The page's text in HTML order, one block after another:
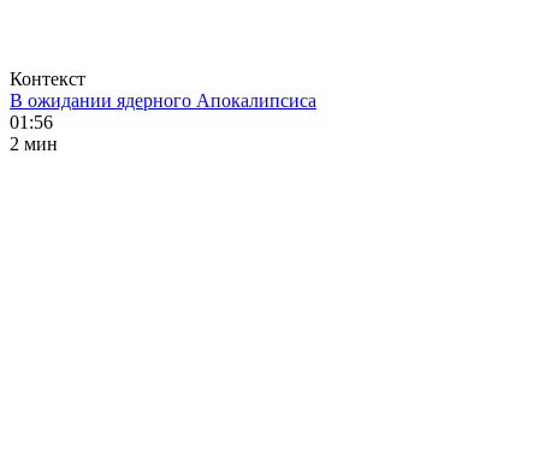
Контекст
В ожидании ядерного Апокалипсиса
01:56
2 мин